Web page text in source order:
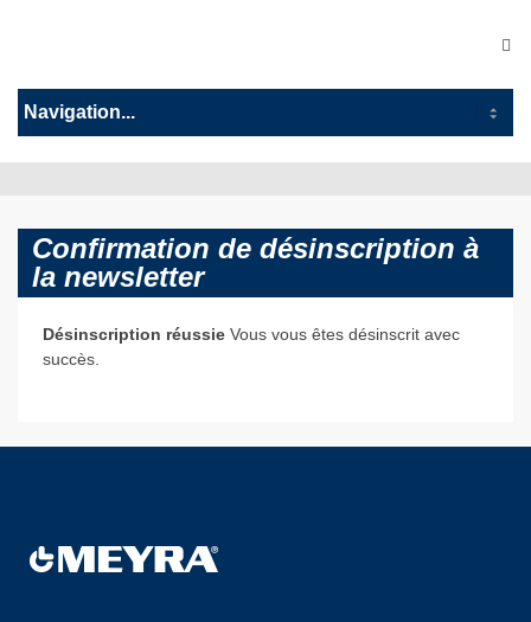
Confirmation de désinscription à
la newsletter
Désinscription réussie Vous vous êtes désinscrit avec
succès.